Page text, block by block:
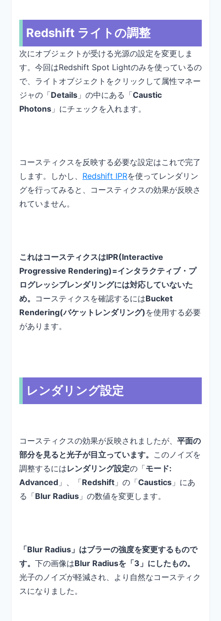
Redshift ライトの調整
次にオブジェクトが受ける光源の設定を変更しま
す。今回はRedshift Spot Lightのみを使っているの
で、ライトオブジェクトをクリックして属性マネー
ジャの「Details 」の中にある「Caustic
Photons 」にチェックを入れます。
コースティクスを反映する必要な設定はこれで完了
します。しかし、 Redshift IPRを使ってレンダリン
グを行ってみると、コースティクスの効果が反映さ
れていません。
これはコースティクスはIPR(Interactive
Progressive Rendering)=インタラクティブ・プ
ログレッシブレンダリングには対応していないた
め。 コースティクスを確認するにはBucket
Rendering(バケットレンダリング) を使用する必要
があります。
レンダリング設定
コースティクスの効果が反映されましたが、 平面の
部分を見ると光子が目立っています。 このノイズを
調整するにはレンダリング設定の「モード:
Advanced 」、「Redshift 」の「Caustics 」にあ
る「Blur Radius 」の数値を変更します。
「Blur Radius」はブラーの強度を変更するもので
す。 下の画像はBlur Radiusを「3」にしたもの。
光子のノイズが軽減され、より自然なコースティク
スになりました。